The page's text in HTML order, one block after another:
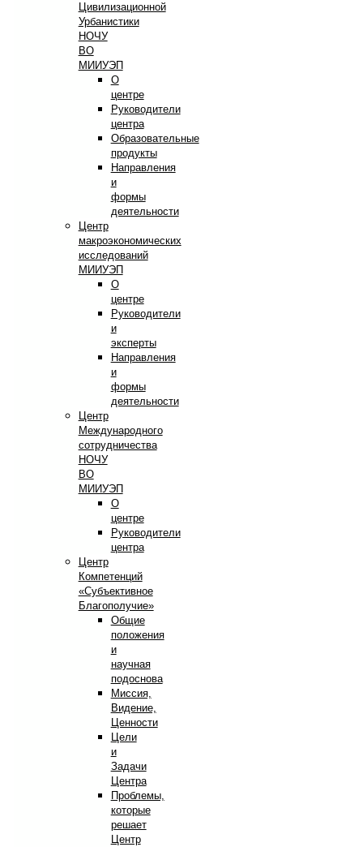
Цивилизационной
Урбанистики
НОЧУ
ВО
МИИУЭП
О
центре
Руководители
центра
Образовательные
продукты
Направления
и
формы
деятельности
Центр
макроэкономических
исследований
МИИУЭП
О
центре
Руководители
и
эксперты
Направления
и
формы
деятельности
Центр
Международного
сотрудничества
НОЧУ
ВО
МИИУЭП
О
центре
Руководители
центра
Центр
Компетенций
«Субъективное
Благополучие»
Общие
положения
и
научная
подоснова
Миссия,
Видение,
Ценности
Цели
и
Задачи
Центра
Проблемы,
которые
решает
Центр